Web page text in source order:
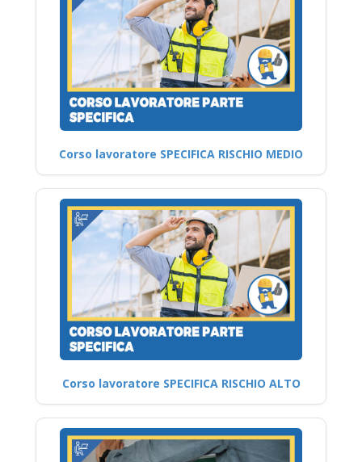
Corso lavoratore SPECIFICA RISCHIO MEDIO
Corso lavoratore SPECIFICA RISCHIO ALTO